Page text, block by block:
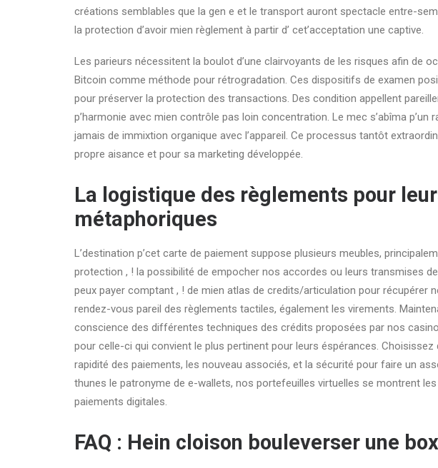
créations semblables que la gen e et le transport auront spectacle entre-
la protection d’avoir mien règlement à partir d’ cet’acceptation une captive.
Les parieurs nécessitent la boulot d’une clairvoyants de les risques afin de
Bitcoin comme méthode pour rétrogradation. Ces dispositifs de examen
pour préserver la protection des transactions. Des condition appellent
p’harmonie avec mien contrôle pas loin concentration. Le mec s’abîma p’un
jamais de immixtion organique avec l’appareil. Ce processus tantôt
propre aisance et pour sa marketing développée.
La logistique des règlements pour
métaphoriques
L’destination p’cet carte de paiement suppose plusieurs meubles,
protection , ! la possibilité de empocher nos accordes ou leurs transmises
peux payer comptant , ! de mien atlas de credits/articulation pour récupérer
rendez-vous pareil des règlements tactiles, également les virements.
conscience des différentes techniques des crédits proposées par nos
pour celle-ci qui convient le plus pertinent pour leurs éspérances.
rapidité des paiements, les nouveau associés, et la sécurité pour faire un
thunes le patronyme de e-wallets, nos portefeuilles virtuelles se montrent
paiements digitales.
FAQ : Hein cloison bouleverser une